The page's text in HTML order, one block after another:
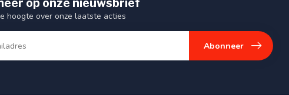
op onze nieuwsbrief
hoogte over onze laatste acties
Abonneer